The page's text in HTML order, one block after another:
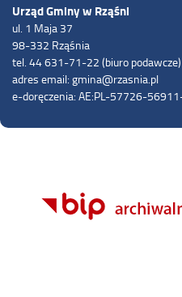
Urząd Gminy w Rząśni
ul. 1 Maja 37
98-332 Rząśnia
tel. 44 631-71-22 (biuro podawcze)
adres email: gmina@rzasnia.pl
e-doręczenia: AE:PL-57726-